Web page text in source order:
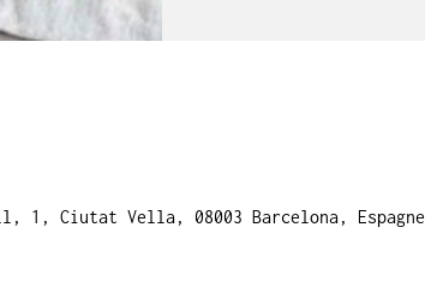
1, Ciutat Vella, 08003 Barcelona, Espagne